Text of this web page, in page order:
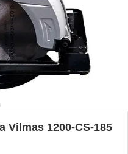
Vilmas 1200-CS-185